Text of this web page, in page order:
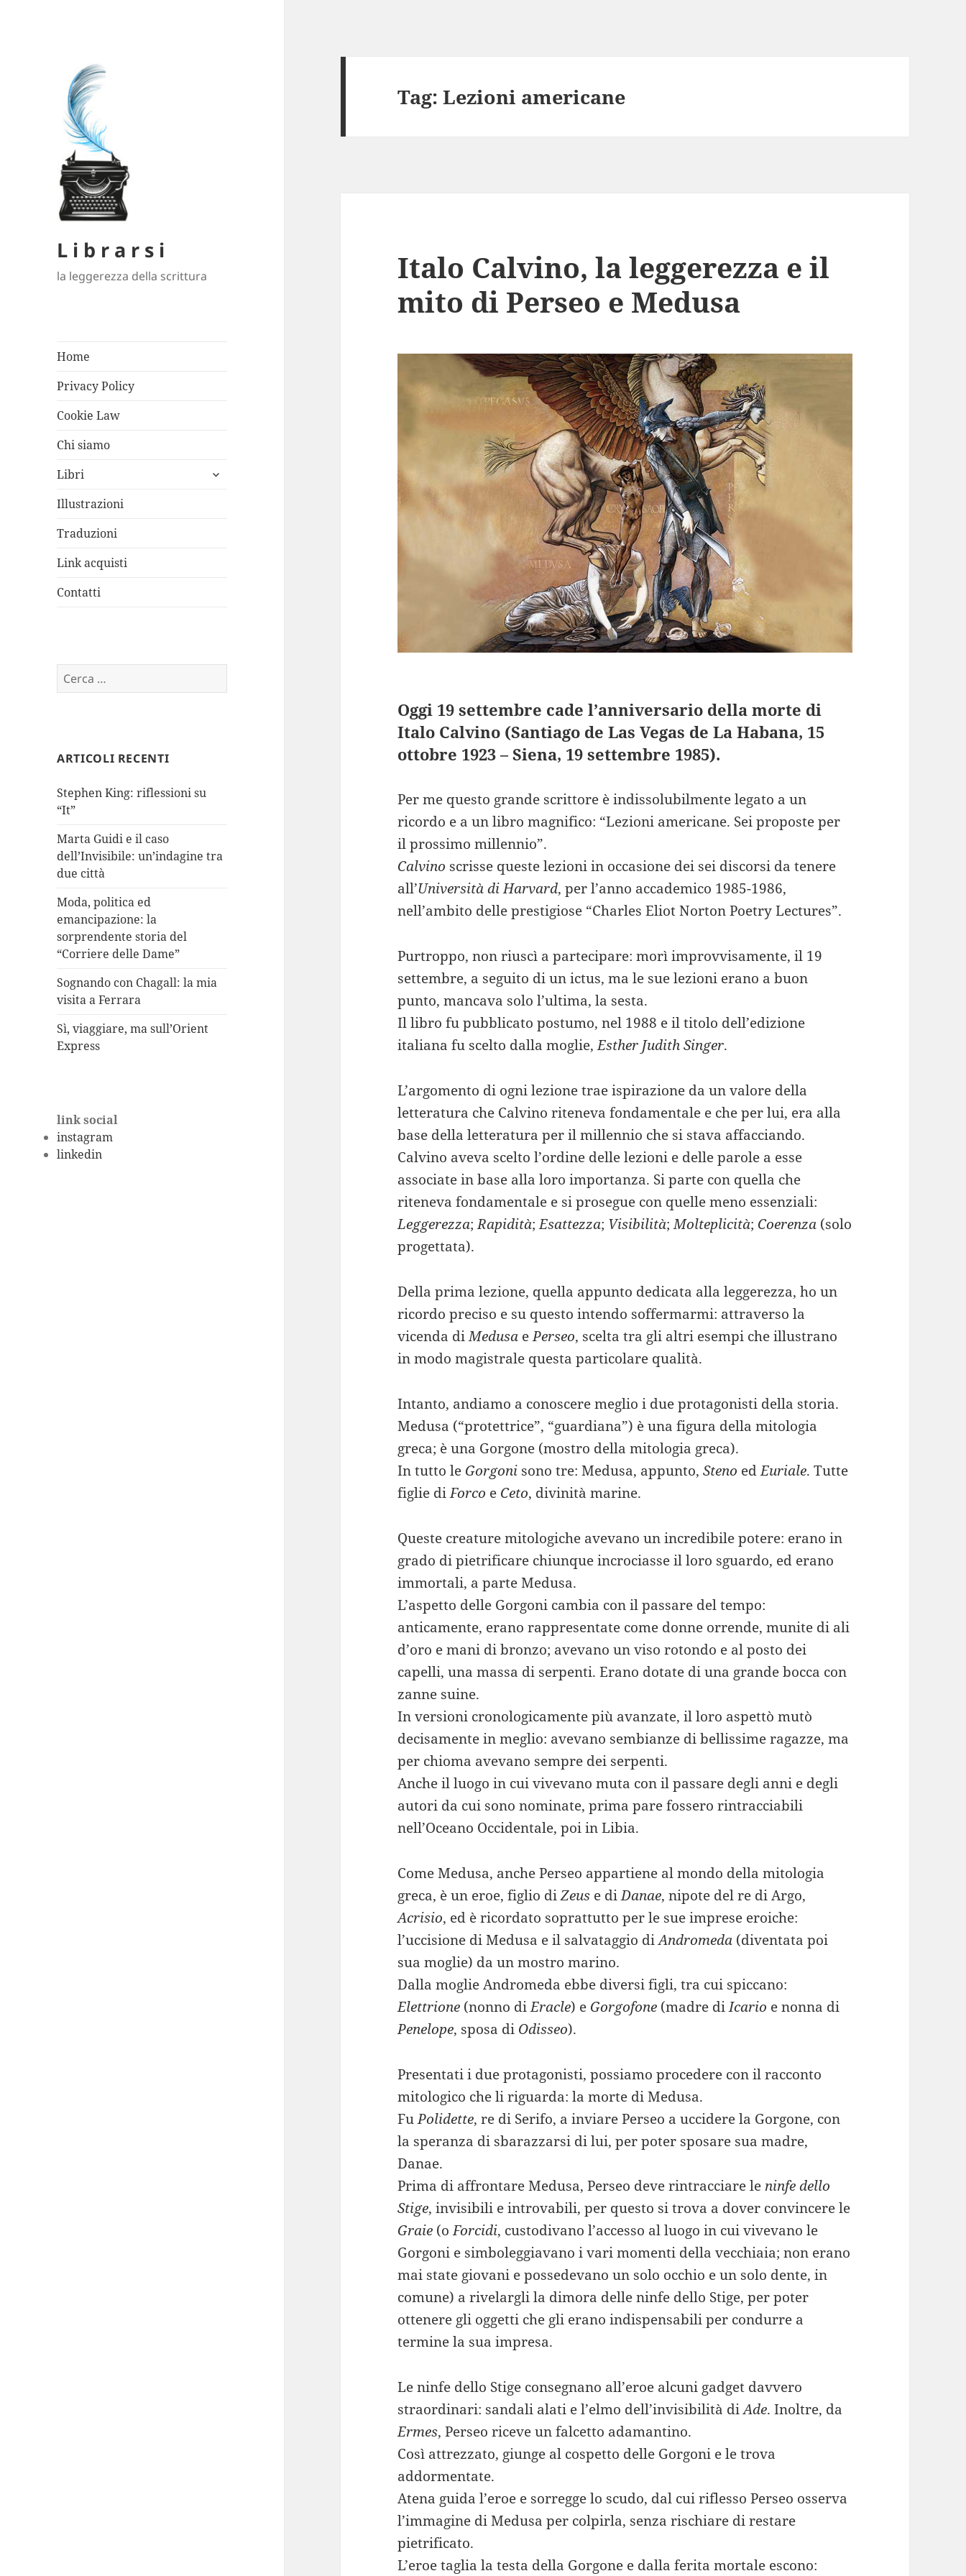
L i b r a r s i
la leggerezza della scrittura
Home
Privacy Policy
Cookie Law
Chi siamo
Libri
apri
Illustrazioni
Traduzioni
Link acquisti
Contatti
Ricerca
per:
ARTICOLI RECENTI
Stephen King: riflessioni su
“It”
Marta Guidi e il caso
dell’Invisibile: un’indagine tra
due città
Moda, politica ed
emancipazione: la
sorprendente storia del
“Corriere delle Dame”
Sognando con Chagall: la mia
visita a Ferrara
Sì, viaggiare, ma sull’Orient
Express
link social
instagram
linkedin
Tag:Lezioni americane
Italo Calvino, la leggerezza e il
mito di Perseo e Medusa
Oggi 19 settembre cade l’anniversario della morte di
Italo Calvino (Santiago de Las Vegas de La Habana, 15
ottobre 1923 – Siena, 19 settembre 1985).
Per me questo grande scrittore è indissolubilmente legato a un
ricordo e a un libro magnifico: “Lezioni americane. Sei proposte per
il prossimo millennio”.
Calvino scrisse queste lezioni in occasione dei sei discorsi da tenere
all’Università di Harvard, per l’anno accademico 1985-1986,
nell’ambito delle prestigiose “Charles Eliot Norton Poetry Lectures”.
Purtroppo, non riuscì a partecipare: morì improvvisamente, il 19
settembre, a seguito di un ictus, ma le sue lezioni erano a buon
punto, mancava solo l’ultima, la sesta.
Il libro fu pubblicato postumo, nel 1988 e il titolo dell’edizione
italiana fu scelto dalla moglie,Esther Judith Singer.
L’argomento di ogni lezione trae ispirazione da un valore della
letteratura che Calvino riteneva fondamentale e che per lui, era alla
base della letteratura per il millennio che si stava affacciando.
Calvino aveva scelto l’ordine delle lezioni e delle parole a esse
associate in base alla loro importanza. Si parte con quella che
riteneva fondamentale e si prosegue con quelle meno essenziali:
Leggerezza;Rapidità;Esattezza; Visibilità;Molteplicità; Coerenza (solo
progettata).
Della prima lezione, quella appunto dedicata alla leggerezza, ho un
ricordo preciso e su questo intendo soffermarmi: attraverso la
vicenda diMedusa ePerseo, scelta tra gli altri esempi che illustrano
in modo magistrale questa particolare qualità.
Intanto, andiamo a conoscere meglio i due protagonisti della storia.
Medusa (“protettrice”, “guardiana”) è una figura della mitologia
greca; è una Gorgone (mostro della mitologia greca).
In tutto le Gorgoni sono tre: Medusa, appunto,Steno edEuriale. Tutte
figlie diForco e Ceto, divinità marine.
Queste creature mitologiche avevano un incredibile potere: erano in
grado di pietrificare chiunque incrociasse il loro sguardo, ed erano
immortali, a parte Medusa.
L’aspetto delle Gorgoni cambia con il passare del tempo:
anticamente, erano rappresentate come donne orrende, munite di ali
d’oro e mani di bronzo; avevano un viso rotondo e al posto dei
capelli, una massa di serpenti. Erano dotate di una grande bocca con
zanne suine.
In versioni cronologicamente più avanzate, il loro aspettò mutò
decisamente in meglio: avevano sembianze di bellissime ragazze, ma
per chioma avevano sempre dei serpenti.
Anche il luogo in cui vivevano muta con il passare degli anni e degli
autori da cui sono nominate, prima pare fossero rintracciabili
nell’Oceano Occidentale, poi in Libia.
Come Medusa, anche Perseo appartiene al mondo della mitologia
greca, è un eroe, figlio diZeus e diDanae, nipote del re di Argo,
Acrisio, ed è ricordato soprattutto per le sue imprese eroiche:
l’uccisione di Medusa e il salvataggio diAndromeda (diventata poi
sua moglie) da un mostro marino.
Dalla moglie Andromeda ebbe diversi figli, tra cui spiccano:
Elettrione (nonno diEracle) e Gorgofone (madre diIcario e nonna di
Penelope, sposa di Odisseo).
Presentati i due protagonisti, possiamo procedere con il racconto
mitologico che li riguarda: la morte di Medusa.
FuPolidette, re di Serifo, a inviare Perseo a uccidere la Gorgone, con
la speranza di sbarazzarsi di lui, per poter sposare sua madre,
Danae.
Prima di affrontare Medusa, Perseo deve rintracciare le ninfe dello
Stige, invisibili e introvabili, per questo si trova a dover convincere le
Graie (oForcidi, custodivano l’accesso al luogo in cui vivevano le
Gorgoni e simboleggiavano i vari momenti della vecchiaia; non erano
mai state giovani e possedevano un solo occhio e un solo dente, in
comune) a rivelargli la dimora delle ninfe dello Stige, per poter
ottenere gli oggetti che gli erano indispensabili per condurre a
termine la sua impresa.
Le ninfe dello Stige consegnano all’eroe alcuni gadget davvero
straordinari: sandali alati e l’elmo dell’invisibilità diAde. Inoltre, da
Ermes, Perseo riceve un falcetto adamantino.
Così attrezzato, giunge al cospetto delle Gorgoni e le trova
addormentate.
Atena guida l’eroe e sorregge lo scudo, dal cui riflesso Perseo osserva
l’immagine di Medusa per colpirla, senza rischiare di restare
pietrificato.
L’eroe taglia la testa della Gorgone e dalla ferita mortale escono: